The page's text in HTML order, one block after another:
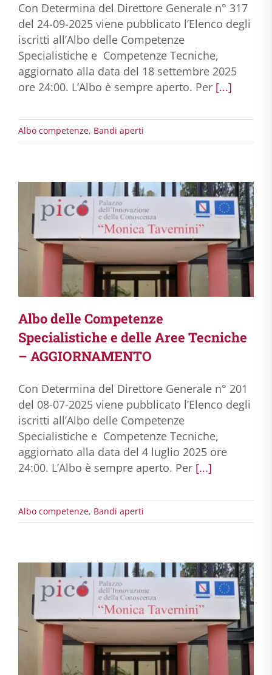
Con Determina del Direttore Generale n° 317
del 24-09-2025 viene pubblicato l’Elenco degli
iscritti all’Albo delle Competenze
Specialistiche e Competenze Tecniche,
aggiornato alla data del 18 settembre 2025
ore 24:00. L’Albo è sempre aperto. Per [...]
Albo competenze, Bandi aperti
Albo delle Competenze
Specialistiche e delle Aree Tecniche
– AGGIORNAMENTO
Con Determina del Direttore Generale n° 201
del 08-07-2025 viene pubblicato l’Elenco degli
iscritti all’Albo delle Competenze
Specialistiche e Competenze Tecniche,
aggiornato alla data del 4 luglio 2025 ore
24:00. L’Albo è sempre aperto. Per [...]
Albo competenze, Bandi aperti